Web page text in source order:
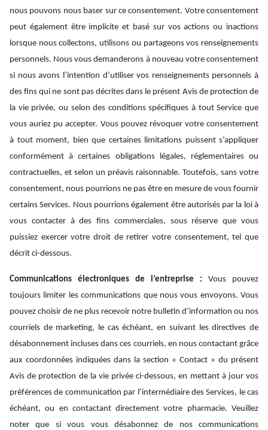
nous pouvons nous baser sur ce consentement. Votre consentement
peut également être implicite et basé sur vos actions ou inactions
lorsque nous collectons, utilisons ou partageons vos renseignements
personnels. Nous vous demanderons à nouveau votre consentement
si nous avons l’intention d’utiliser vos renseignements personnels à
des fins qui ne sont pas décrites dans le présent Avis de protection de
la vie privée, ou selon des conditions spécifiques à tout Service que
vous auriez pu accepter. Vous pouvez révoquer votre consentement
à tout moment, bien que certaines limitations puissent s’appliquer
conformément à certaines obligations légales, réglementaires ou
contractuelles, et selon un préavis raisonnable. Toutefois, sans votre
consentement, nous pourrions ne pas être en mesure de vous fournir
certains Services. Nous pourrions également être autorisés par la loi à
vous contacter à des fins commerciales, sous réserve que vous
puissiez exercer votre droit de retirer votre consentement, tel que
décrit ci-dessous.
Communications électroniques de l’entreprise : Vous pouvez
toujours limiter les communications que nous vous envoyons. Vous
pouvez choisir de ne plus recevoir notre bulletin d’information ou nos
courriels de marketing, le cas échéant, en suivant les directives de
désabonnement incluses dans ces courriels, en nous contactant grâce
aux coordonnées indiquées dans la section « Contact » du présent
Avis de protection de la vie privée ci-dessous, en mettant à jour vos
préférences de communication par l’intermédiaire des Services, le cas
échéant, ou en contactant directement votre pharmacie. Veuillez
noter que si vous vous désabonnez de nos communications